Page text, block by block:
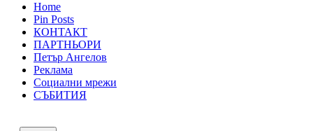
Home
Pin Posts
КОНТАКТ
ПАРТНЬОРИ
Петър Ангелов
Реклама
Социални мрежи
СЪБИТИЯ